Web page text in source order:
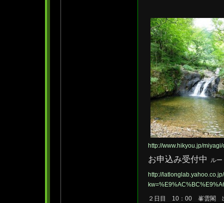
http://www.hikyou.jp/
お申込み受付中 ル
http://
２日目 10：00 峯雲